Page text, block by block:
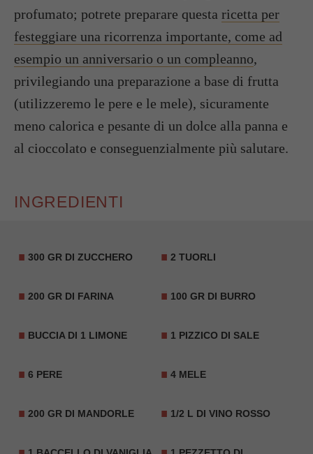
profumato; potrete preparare questa ricetta per
festeggiare una ricorrenza importante, come ad
esempio un anniversario o un compleanno,
privilegiando una preparazione a base di frutta
(utilizzeremo le pere e le mele), sicuramente
meno calorica e pesante di un dolce alla panna e
al cioccolato e conseguenzialmente più salutare.
INGREDIENTI
300 GR DI ZUCCHERO 2 TUORLI
200 GR DI FARINA 100 GR DI BURRO
BUCCIA DI 1 LIMONE 1 PIZZICO DI SALE
6 PERE 4 MELE
200 GR DI MANDORLE 1/2 L DI VINO ROSSO